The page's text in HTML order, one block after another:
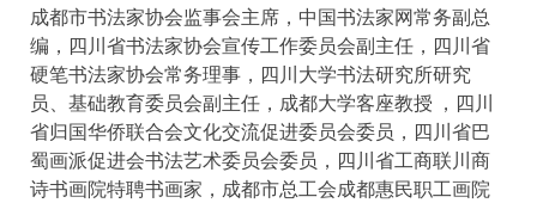
成都市书法家协会监事会主席，中国书法家网常务副总
编，四川省书法家协会宣传工作委员会副主任，四川省
硬笔书法家协会常务理事，四川大学书法研究所研究
员、基础教育委员会副主任，成都大学客座教授 ，四川
省归国华侨联合会文化交流促进委员会委员，四川省巴
蜀画派促进会书法艺术委员会委员，四川省工商联川商
诗书画院特聘书画家，成都市总工会成都惠民职工画院